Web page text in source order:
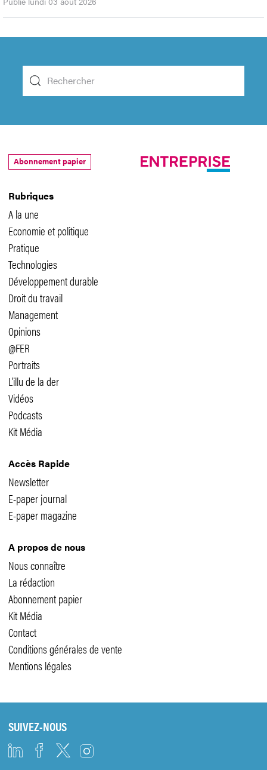
Rubriques
A la une
Economie et politique
Pratique
Technologies
Développement durable
Droit du travail
Management
Opinions
@FER
Portraits
L'illu de la der
Vidéos
Podcasts
Kit Média
Accès Rapide
Newsletter
E-paper journal
E-paper magazine
A propos de nous
Nous connaître
La rédaction
Abonnement papier
Kit Média
Contact
Conditions générales de vente
Mentions légales
Abonnement papier
SUIVEZ-NOUS